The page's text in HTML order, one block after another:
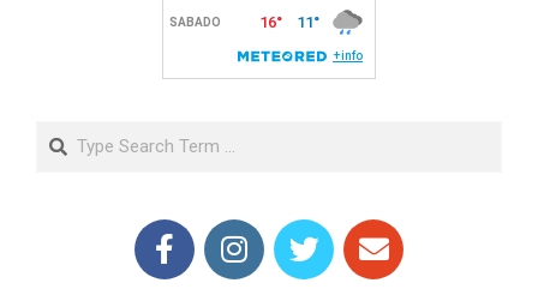
Search